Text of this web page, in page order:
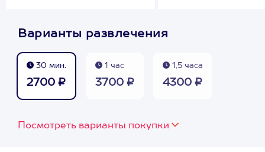
Варианты развлечения
30 мин.
2700 ₽
1 час
3700 ₽
1,5 часа
4300 ₽
Посмотреть варианты покупки